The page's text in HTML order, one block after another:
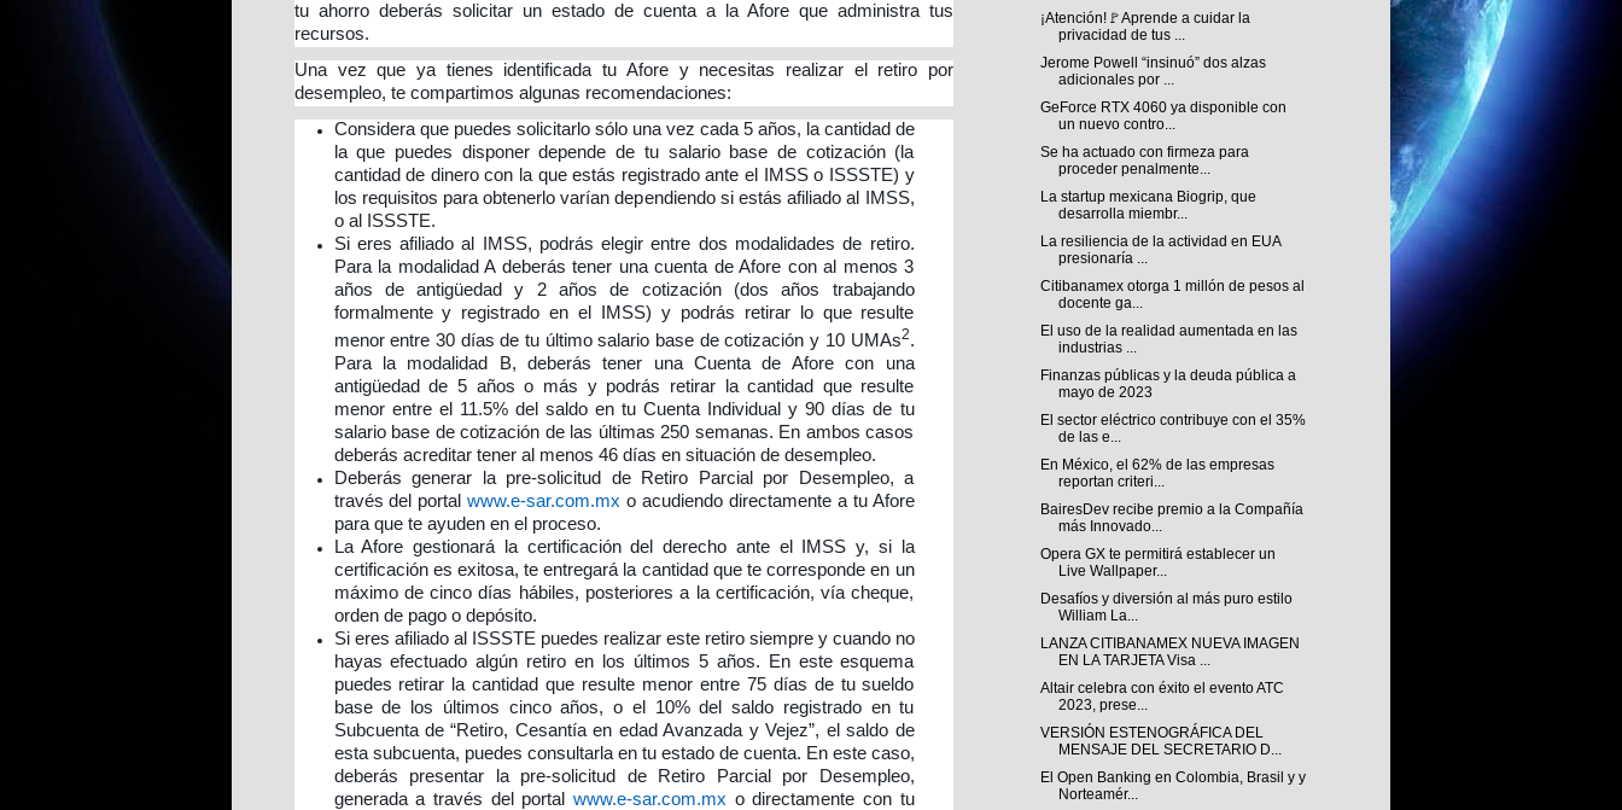
tu ahorro deberás solicitar un estado de cuenta a la Afore que administra tus
recursos.
Una vez que ya tienes identificada tu Afore y necesitas realizar el retiro por
desempleo, te compartimos algunas recomendaciones:
Considera que puedes solicitarlo sólo una vez cada 5 años, la cantidad de
la que puedes disponer depende de tu salario base de cotización (la
cantidad de dinero con la que estás registrado ante el IMSS o ISSSTE) y
los requisitos para obtenerlo varían dependiendo si estás afiliado al IMSS,
o al ISSSTE.
Si eres afiliado al IMSS, podrás elegir entre dos modalidades de retiro.
Para la modalidad A deberás tener una cuenta de Afore con al menos 3
años de antigüedad y 2 años de cotización (dos años trabajando
formalmente y registrado en el IMSS) y podrás retirar lo que resulte
menor entre 30 días de tu último salario base de cotización y 10 UMAs2.
Para la modalidad B, deberás tener una Cuenta de Afore con una
antigüedad de 5 años o más y podrás retirar la cantidad que resulte
menor entre el 11.5% del saldo en tu Cuenta Individual y 90 días de tu
salario base de cotización de las últimas 250 semanas. En ambos casos
deberás acreditar tener al menos 46 días en situación de desempleo.
Deberás generar la pre-solicitud de Retiro Parcial por Desempleo, a
través del portalwww.e-sar.com.mx o acudiendo directamente a tu Afore
para que te ayuden en el proceso.
La Afore gestionará la certificación del derecho ante el IMSS y, si la
certificación es exitosa, te entregará la cantidad que te corresponde en un
máximo de cinco días hábiles, posteriores a la certificación, vía cheque,
orden de pago o depósito.
Si eres afiliado al ISSSTE puedes realizar este retiro siempre y cuando no
hayas efectuado algún retiro en los últimos 5 años. En este esquema
puedes retirar la cantidad que resulte menor entre 75 días de tu sueldo
base de los últimos cinco años, o el 10% del saldo registrado en tu
Subcuenta de “Retiro, Cesantía en edad Avanzada y Vejez”, el saldo de
esta subcuenta, puedes consultarla en tu estado de cuenta. En este caso,
deberás presentar la pre-solicitud de Retiro Parcial por Desempleo,
generada a través del portal www.e-sar.com.mx o directamente con tu
¡Atención!🚩Aprende a cuidar la
privacidad de tus ...
Jerome Powell “insinuó” dos alzas
adicionales por ...
GeForce RTX 4060 ya disponible con
un nuevo contro...
Se ha actuado con firmeza para
proceder penalmente...
La startup mexicana Biogrip, que
desarrolla miembr...
La resiliencia de la actividad en EUA
presionaría ...
Citibanamex otorga 1 millón de pesos al
docente ga...
El uso de la realidad aumentada en las
industrias ...
Finanzas públicas y la deuda pública a
mayo de 2023
El sector eléctrico contribuye con el 35%
de las e...
En México, el 62% de las empresas
reportan criteri...
BairesDev recibe premio a la Compañía
más Innovado...
Opera GX te permitirá establecer un
Live Wallpaper...
Desafíos y diversión al más puro estilo
William La...
LANZA CITIBANAMEX NUEVA IMAGEN
EN LA TARJETA Visa ...
Altair celebra con éxito el evento ATC
2023, prese...
VERSIÓN ESTENOGRÁFICA DEL
MENSAJE DEL SECRETARIO D...
El Open Banking en Colombia, Brasil y y
Norteamér...